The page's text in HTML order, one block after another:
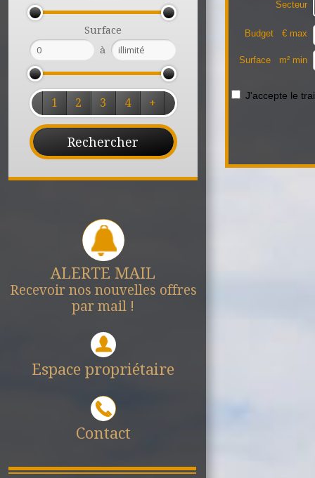
Surface
à
1 2 3 4 +
ALERTE MAIL
Recevoir nos nouvelles offres
par mail !
Espace propriétaire
Contact
Secteur
Budget € max
Surface m² min
J'accepte le